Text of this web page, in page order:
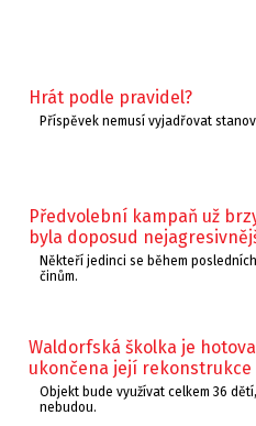
Hrát podle pravidel?
Příspěvek nemusí vyjadřovat
Předvolební kampaň už
byla doposud
Někteří jedinci se během
činům.
Waldorfská školka je
ukončena její rekonstrukce
Objekt bude využívat celkem 36
nebudou.